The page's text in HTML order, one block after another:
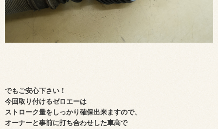
でもご安心下さい！
今回取り付けるゼロエーは
ストローク量をしっかり確保出来ますので、
オーナーと事前に打ち合わせした車高で